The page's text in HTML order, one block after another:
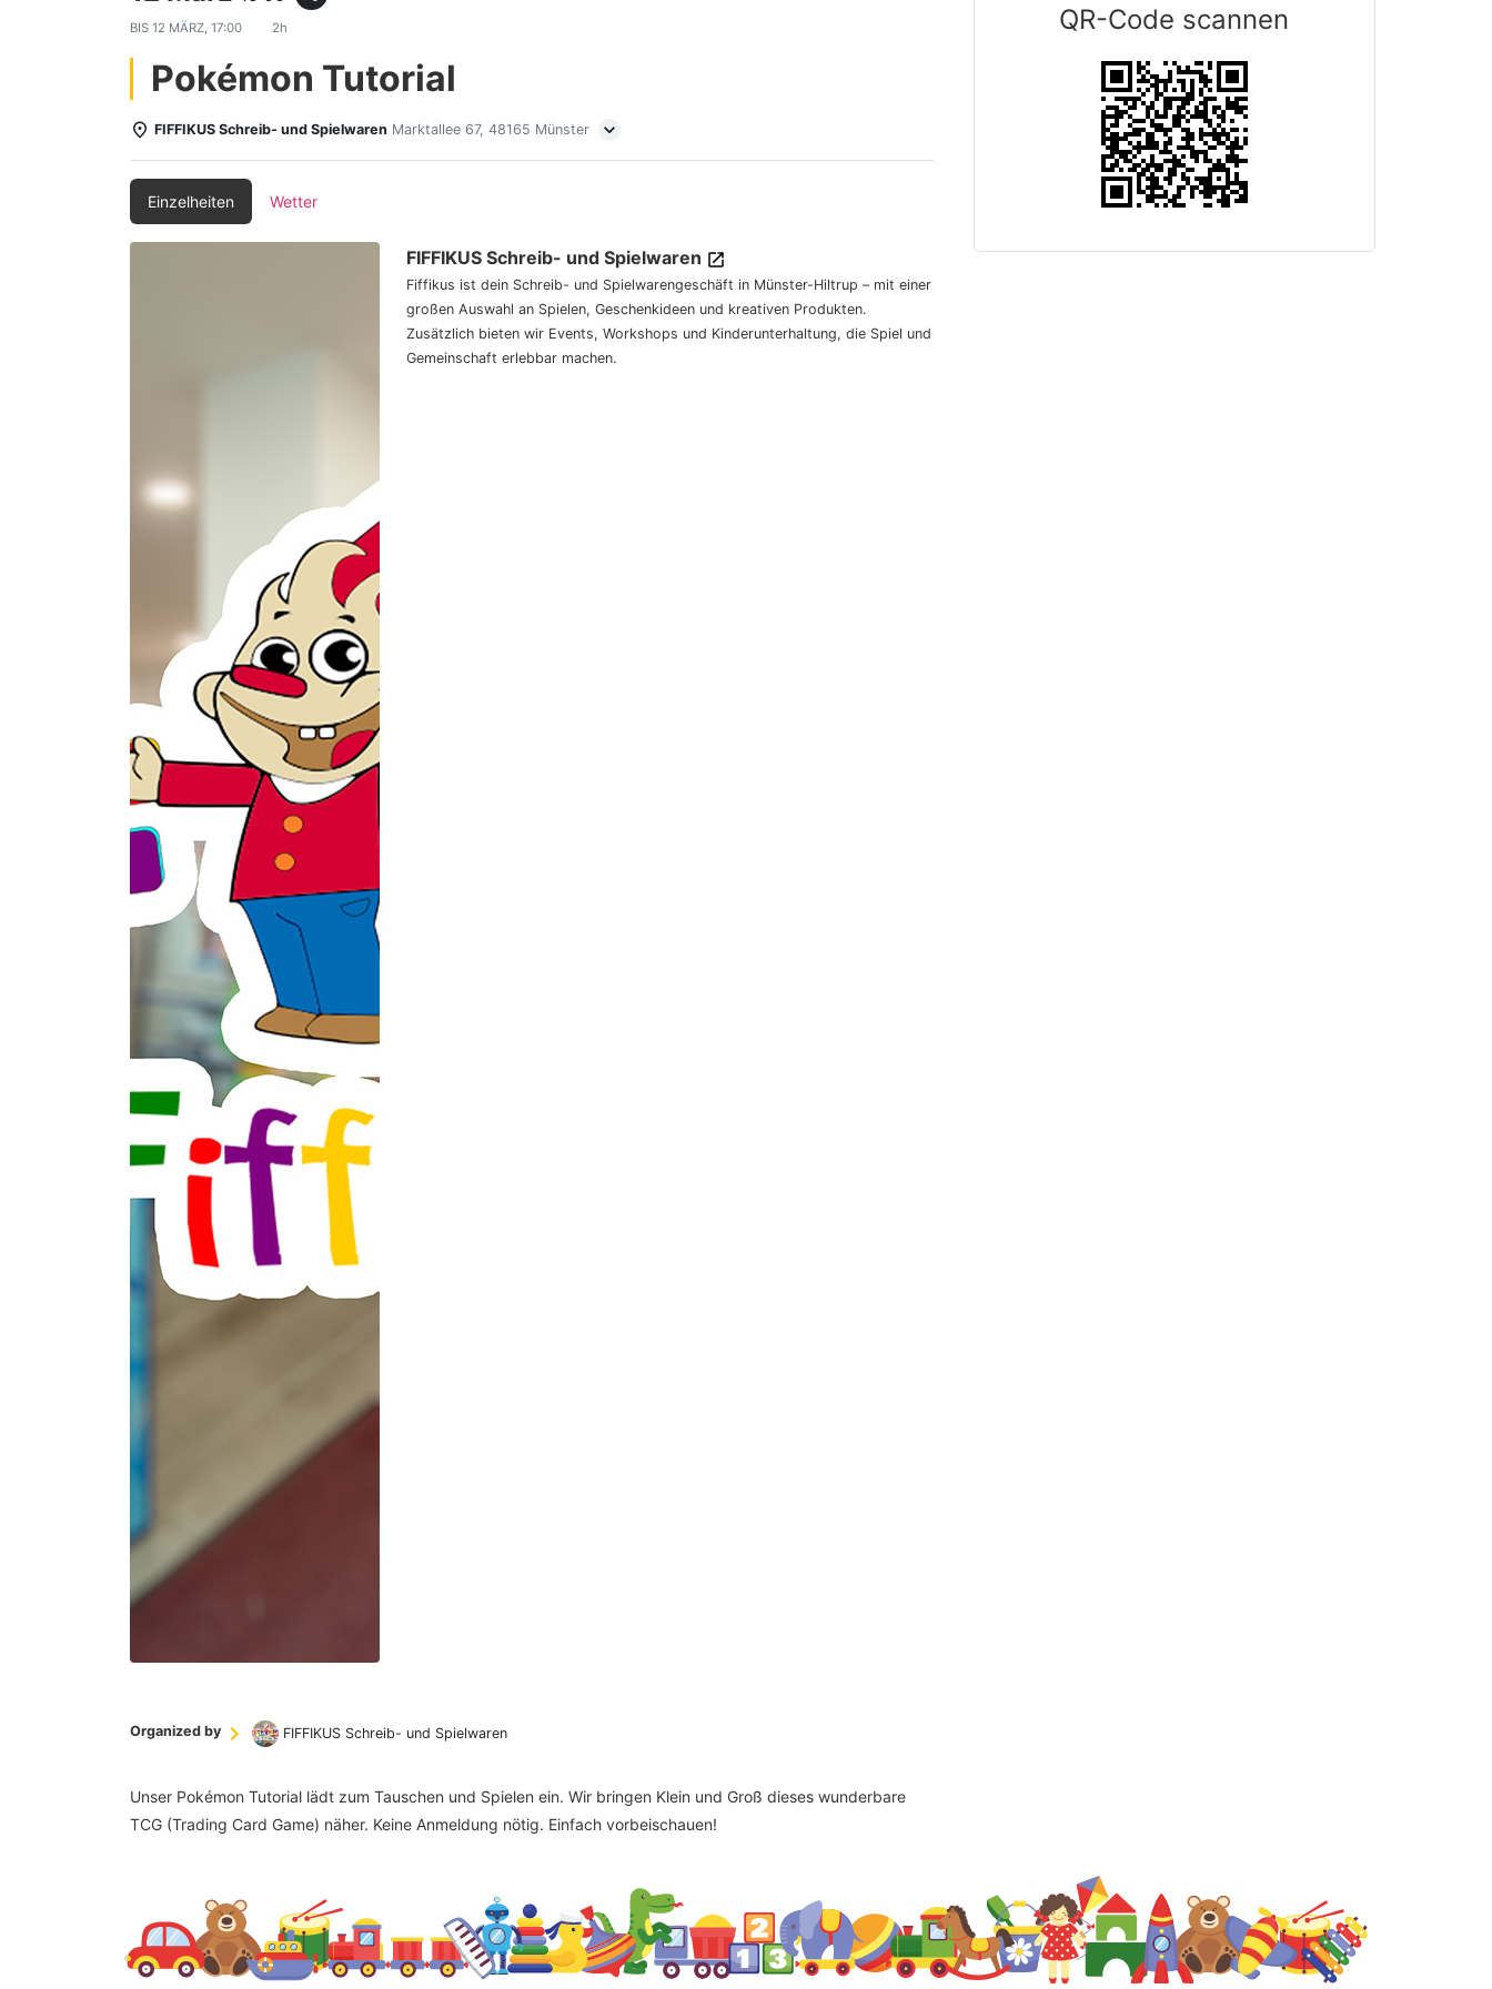
BIS 12 MÄRZ, 17:00 2h
Pokémon Tutorial
FIFFIKUS Schreib- und Spielwaren Marktallee 67, 48165 Münster
Einzelheiten Wetter
FIFFIKUS Schreib- und Spielwaren
Fiffikus ist dein Schreib- und Spielwarengeschäft in Münster-Hiltrup – mit einer
großen Auswahl an Spielen, Geschenkideen und kreativen Produkten.
Zusätzlich bieten wir Events, Workshops und Kinderunterhaltung, die Spiel und
Gemeinschaft erlebbar machen.
Organized by FIFFIKUS Schreib- und Spielwaren
Unser Pokémon Tutorial lädt zum Tauschen und Spielen ein. Wir bringen Klein und Groß dieses wunderbare
TCG (Trading Card Game) näher. Keine Anmeldung nötig. Einfach vorbeischauen!
QR-Code scannen